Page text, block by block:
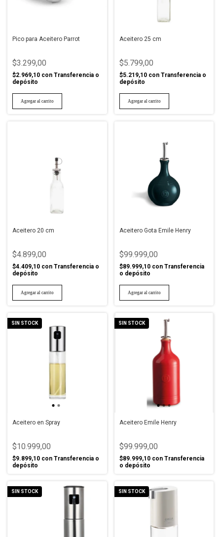
Pico para Aceitero Parrot
$3.299,00
$2.969,10 con Transferencia o
depósito
Aceitero 25 cm
$5.799,00
$5.219,10 con Transferencia o
depósito
Aceitero 20 cm
$4.899,00
$4.409,10 con Transferencia o
depósito
Aceitero Gota Emile Henry
$99.999,00
$89.999,10 con Transferencia
o depósito
SIN STOCK
Aceitero en Spray
$10.999,00
$9.899,10 con Transferencia o
depósito
SIN STOCK
Aceitero Emile Henry
$99.999,00
$89.999,10 con Transferencia
o depósito
SIN STOCK SIN STOCK